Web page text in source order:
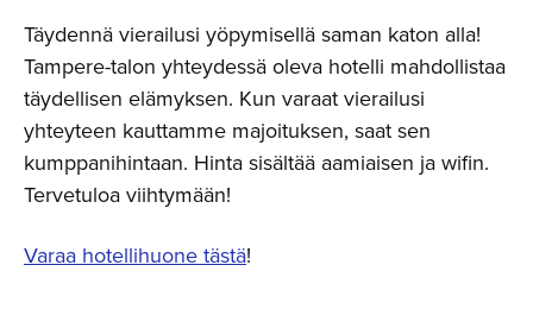
Täydennä vierailusi yöpymisellä saman katon alla!
Tampere-talon yhteydessä oleva hotelli mahdollistaa
täydellisen elämyksen. Kun varaat vierailusi
yhteyteen kauttamme majoituksen, saat sen
kumppanihintaan. Hinta sisältää aamiaisen ja wifin.
Tervetuloa viihtymään!
Varaa hotellihuone tästä!